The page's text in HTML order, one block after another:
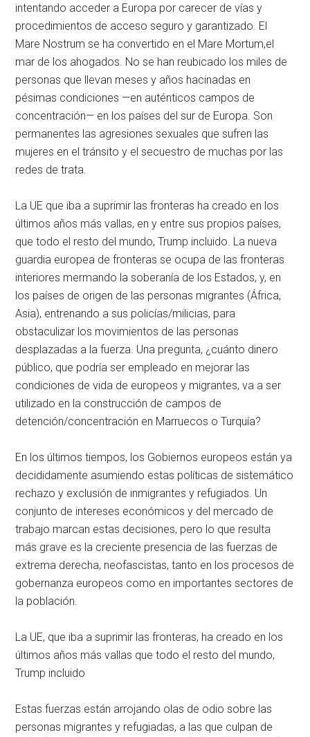
intentando acceder a Europa por carecer de vías y
procedimientos de acceso seguro y garantizado. El
Mare Nostrum se ha convertido en el Mare Mortum,el
mar de los ahogados. No se han reubicado los miles de
personas que llevan meses y años hacinadas en
pésimas condiciones —en auténticos campos de
concentración— en los países del sur de Europa. Son
permanentes las agresiones sexuales que sufren las
mujeres en el tránsito y el secuestro de muchas por las
redes de trata.
La UE que iba a suprimir las fronteras ha creado en los
últimos años más vallas, en y entre sus propios países,
que todo el resto del mundo, Trump incluido. La nueva
guardia europea de fronteras se ocupa de las fronteras
interiores mermando la soberanía de los Estados, y, en
los países de origen de las personas migrantes (África,
Asia), entrenando a sus policías/milicias, para
obstaculizar los movimientos de las personas
desplazadas a la fuerza. Una pregunta, ¿cuánto dinero
público, que podría ser empleado en mejorar las
condiciones de vida de europeos y migrantes, va a ser
utilizado en la construcción de campos de
detención/concentración en Marruecos o Turquía?
En los últimos tiempos, los Gobiernos europeos están ya
decididamente asumiendo estas políticas de sistemático
rechazo y exclusión de inmigrantes y refugiados. Un
conjunto de intereses económicos y del mercado de
trabajo marcan estas decisiones, pero lo que resulta
más grave es la creciente presencia de las fuerzas de
extrema derecha, neofascistas, tanto en los procesos de
gobernanza europeos como en importantes sectores de
la población.
La UE, que iba a suprimir las fronteras, ha creado en los
últimos años más vallas que todo el resto del mundo,
Trump incluido
Estas fuerzas están arrojando olas de odio sobre las
personas migrantes y refugiadas, a las que culpan de